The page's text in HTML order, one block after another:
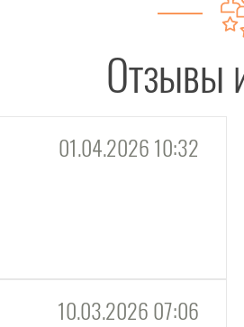
Отзывы
01.04.2026 10:32
10.03.2026 07:06